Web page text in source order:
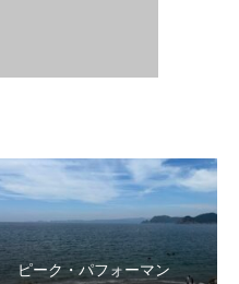
ピーク・パフォーマン